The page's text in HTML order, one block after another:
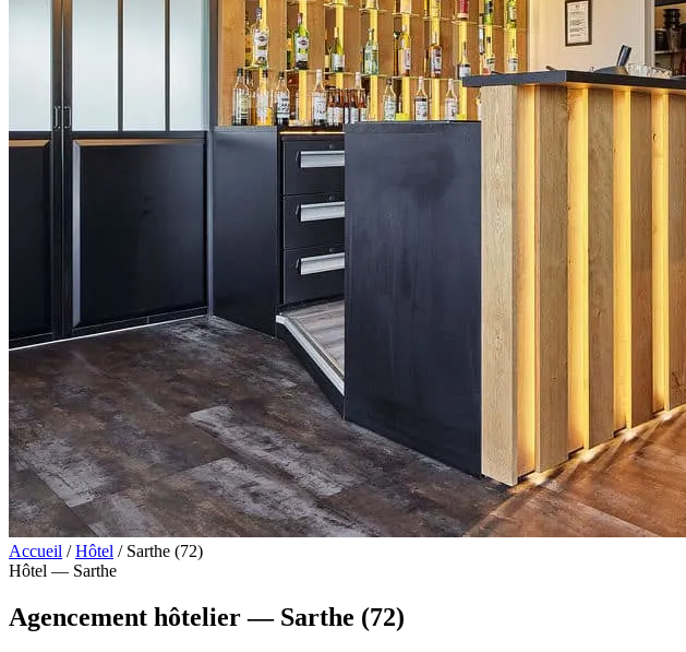
Accueil / Hôtel / Sarthe (72)
Hôtel — Sarthe
Agencement hôtelier — Sarthe (72)